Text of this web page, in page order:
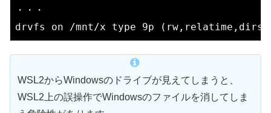
・・・
WSL2からWindowsのドライブが見えてしまうと、
WSL2上の誤操作でWindowsのファイルを消してしま